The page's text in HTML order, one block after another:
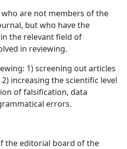
who are not members of the
but who have the
the relevant field of
in reviewing.
1) screening out articles
increasing the scientific level
of falsification, data
errors.
the editorial board of the